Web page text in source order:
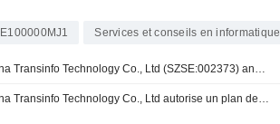
Services et conseils en informatique
China Transinfo Technology Co., Ltd (SZSE:002373) annonce un rachat d'actions pour un montant de 200 millions de CNY
China Transinfo Technology Co., Ltd autorise un plan de rachat d'actions